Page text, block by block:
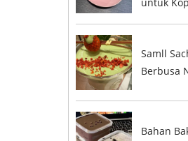
untuk
Samll
Berbusa
Bahan